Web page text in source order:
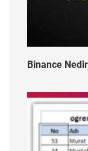
Binance